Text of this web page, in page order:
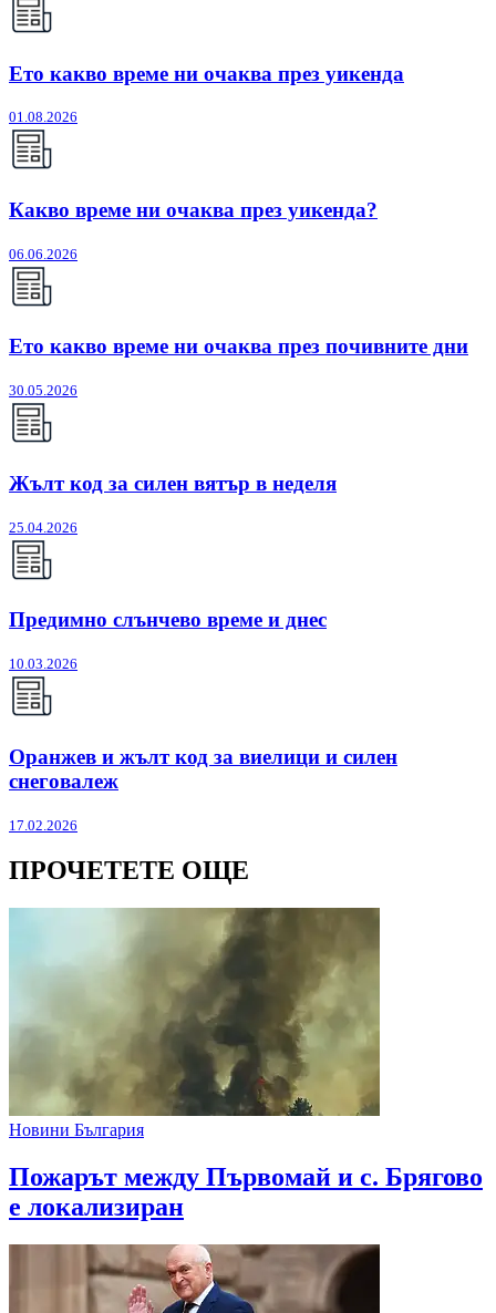
Ето какво време ни очаква през уикенда
01.08.2026
Какво време ни очаква през уикенда?
06.06.2026
Ето какво време ни очаква през почивните дни
30.05.2026
Жълт код за силен вятър в неделя
25.04.2026
Предимно слънчево време и днес
10.03.2026
Оранжев и жълт код за виелици и силен
снеговалеж
17.02.2026
ПРОЧЕТЕТЕ ОЩЕ
Новини България
Пожарът между Първомай и с. Брягово
е локализиран